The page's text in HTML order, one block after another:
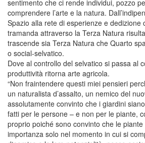
sentimento che ci rende individui, pozzo
comprendere l’arte e la natura.
Spazio alla rete di esperienze e dedizione
tramanda attraverso la Terza Natura
trascende sia Terza Natura che Quarto
o social-selvatico.
Dove al controllo del selvatico si passa al
produttività ritorna arte agricola.
“Non fraintendere questi miei pensieri
un naturalista d’assalto, un nemico del
assolutamente convinto che i giardini
fatti per le persone – e non per le piante,
proprio poiché sono convinto che le
importanza solo nel momento in cui si